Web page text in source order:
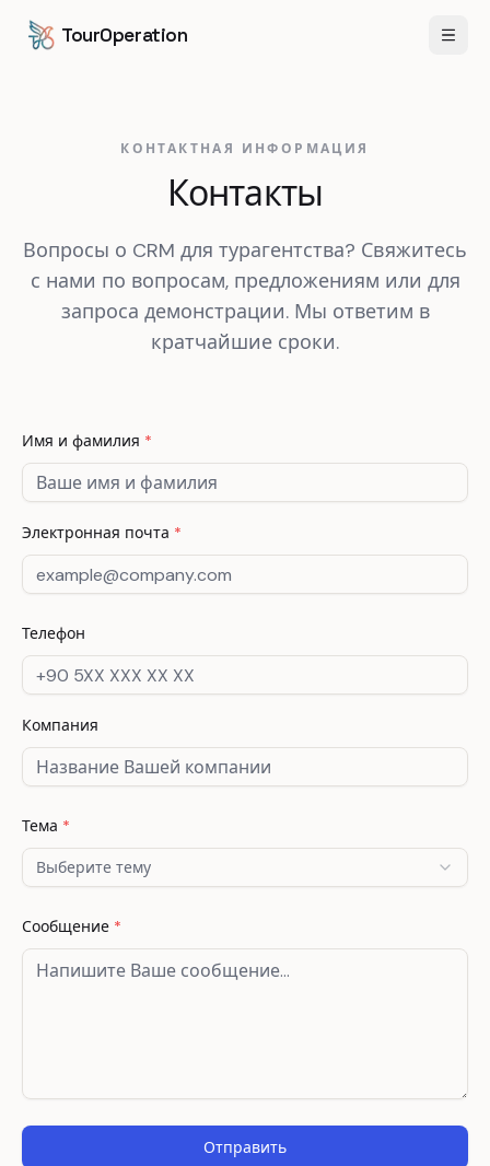
TourOperation
КОНТАКТНАЯ ИНФОРМАЦИЯ
Контакты
Вопросы о CRM для турагентства? Свяжитесь
с нами по вопросам, предложениям или для
запроса демонстрации. Мы ответим в
кратчайшие сроки.
Имя и фамилия *
Электронная почта *
Телефон
Компания
Тема *
Выберите тему
Сообщение *
Отправить